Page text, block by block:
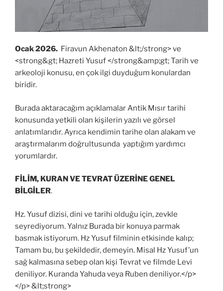
Ocak 2026. Firavun Akhenaton &lt;/strong> ve
<strong&gt; Hazreti Yusuf </strong&amp;gt; Tarih ve
arkeoloji konusu, en çok ilgi duyduğum konulardan
biridir.
Burada aktaracağım açıklamalar Antik Mısır tarihi
konusunda yetkili olan kişilerin yazılı ve görsel
anlatımlarıdır. Ayrıca kendimin tarihe olan alakam ve
araştırmalarım doğrultusunda yaptığım yardımcı
yorumlardır.
FİLİM, KURAN VE TEVRAT ÜZERİNE GENEL
BİLGİLER.
Hz. Yusuf dizisi, dini ve tarihi olduğu için, zevkle
seyrediyorum. Yalnız Burada bir konuya parmak
basmak istiyorum. Hz Yusuf filminin etkisinde kalıp;
Tamam bu, bu şekildedir, demeyin. Misal Hz Yusuf’un
sağ kalmasına sebep olan kişi Tevrat ve filmde Levi
deniliyor. Kuranda Yahuda veya Ruben deniliyor.</p>
</p> &lt;strong>